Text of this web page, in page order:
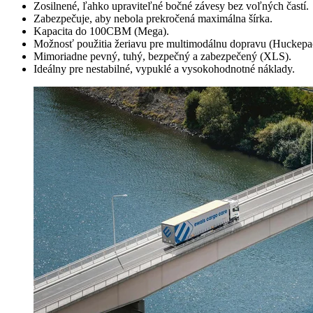
Zosilnené, ľahko upraviteľné bočné závesy bez voľných častí.
Zabezpečuje, aby nebola prekročená maximálna šírka.
Kapacita do 100CBM (Mega).
Možnosť použitia žeriavu pre multimodálnu dopravu
Mimoriadne pevný, tuhý, bezpečný a zabezpečený (XLS).
Ideálny pre nestabilné, vypuklé a vysokohodnotné náklady.